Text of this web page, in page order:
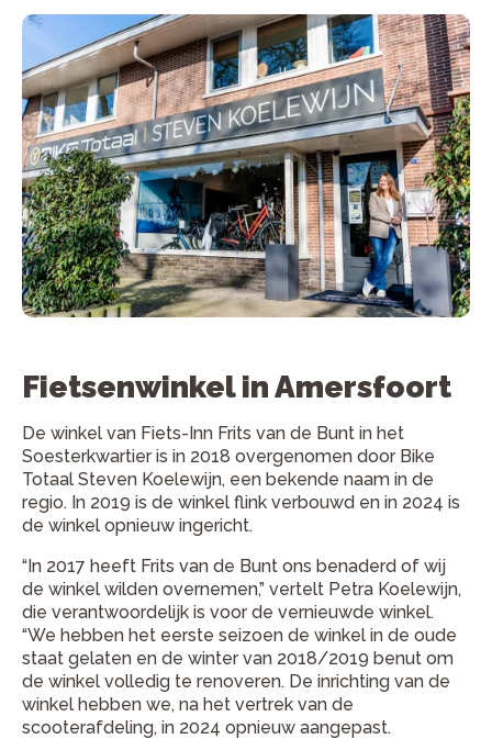
Fietsenwinkel in Amersfoort
De winkel van Fiets-Inn Frits van de Bunt in het
Soesterkwartier is in 2018 overgenomen door Bike
Totaal Steven Koelewijn, een bekende naam in de
regio. In 2019 is de winkel flink verbouwd en in 2024 is
de winkel opnieuw ingericht.
“In 2017 heeft Frits van de Bunt ons benaderd of wij
de winkel wilden overnemen,” vertelt Petra Koelewijn,
die verantwoordelijk is voor de vernieuwde winkel.
“We hebben het eerste seizoen de winkel in de oude
staat gelaten en de winter van 2018/2019 benut om
de winkel volledig te renoveren. De inrichting van de
winkel hebben we, na het vertrek van de
scooterafdeling, in 2024 opnieuw aangepast.